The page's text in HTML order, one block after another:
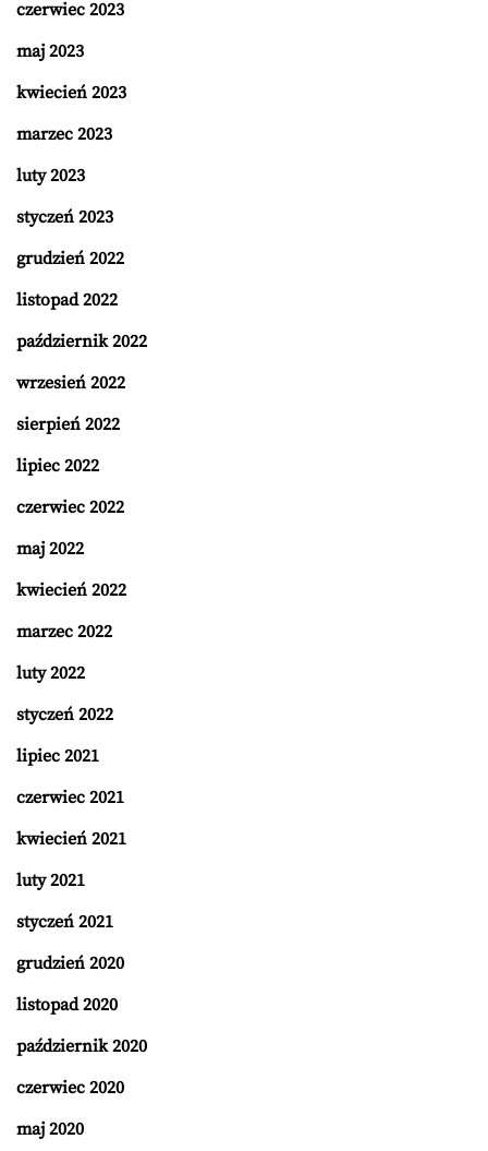
czerwiec 2023
maj 2023
kwiecień 2023
marzec 2023
luty 2023
styczeń 2023
grudzień 2022
listopad 2022
październik 2022
wrzesień 2022
sierpień 2022
lipiec 2022
czerwiec 2022
maj 2022
kwiecień 2022
marzec 2022
luty 2022
styczeń 2022
lipiec 2021
czerwiec 2021
kwiecień 2021
luty 2021
styczeń 2021
grudzień 2020
listopad 2020
październik 2020
czerwiec 2020
maj 2020